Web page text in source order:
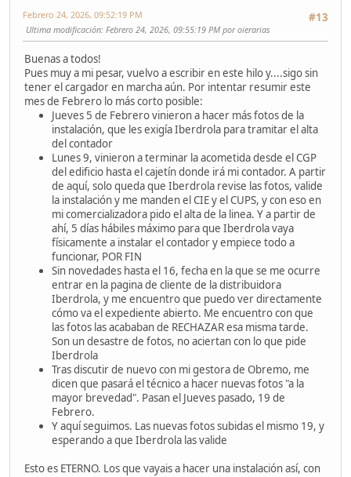
#13
Febrero 24, 2026, 09:52:19 PM
Ultima modificación: Febrero 24, 2026, 09:55:19 PM por oierarias
Buenas a todos!
Pues muy a mi pesar, vuelvo a escribir en este hilo y....sigo sin
tener el cargador en marcha aún. Por intentar resumir este
mes de Febrero lo más corto posible:
Jueves 5 de Febrero vinieron a hacer más fotos de la
instalación, que les exigía Iberdrola para tramitar el alta
del contador
Lunes 9, vinieron a terminar la acometida desde el CGP
del edificio hasta el cajetín donde irá mi contador. A partir
de aquí, solo queda que Iberdrola revise las fotos, valide
la instalación y me manden el CIE y el CUPS, y con eso en
mi comercializadora pido el alta de la linea. Y a partir de
ahí, 5 días hábiles máximo para que Iberdrola vaya
físicamente a instalar el contador y empiece todo a
funcionar, POR FIN
Sin novedades hasta el 16, fecha en la que se me ocurre
entrar en la pagina de cliente de la distribuidora
Iberdrola, y me encuentro que puedo ver directamente
cómo va el expediente abierto. Me encuentro con que
las fotos las acababan de RECHAZAR esa misma tarde.
Son un desastre de fotos, no aciertan con lo que pide
Iberdrola
Tras discutir de nuevo con mi gestora de Obremo, me
dicen que pasará el técnico a hacer nuevas fotos "a la
mayor brevedad". Pasan el Jueves pasado, 19 de
Febrero.
Y aquí seguimos. Las nuevas fotos subidas el mismo 19, y
esperando a que Iberdrola las valide
Esto es ETERNO. Los que vayais a hacer una instalación así, con